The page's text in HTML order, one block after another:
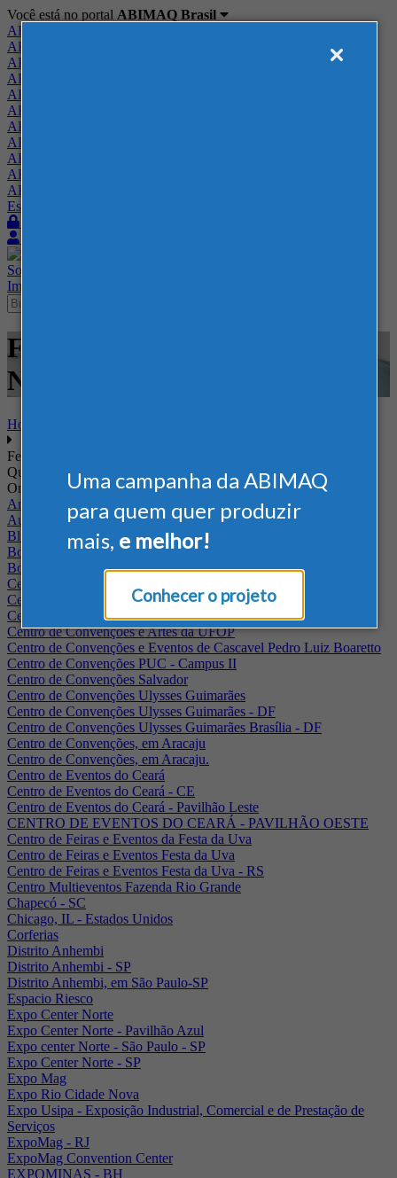
Uma campanha da ABIMAQ
para quem quer produzir
mais, e melhor!
Conhecer o projeto
Você está no portal ABIMAQ Brasil
ABIMAQ Brasil
ABIMAQ Minas Gerais
ABIMAQ Norte-Nordeste
ABIMAQ Paraná
ABIMAQ Piracicaba
ABIMAQ Ribeirão Preto
ABIMAQ Rio de Janeiro
ABIMAQ Rio Grande do Sul
ABIMAQ Santa Catarina
ABIMAQ São Paulo
ABIMAQ Vale do Paraíba
Escritório de Relações Governamentais
Sobre
Imprensa
Feiras - RIOCENTRO - Feira
Nacional - Metal Mecânico
Home
Feiras
Quando
Onde
Arena Jaguariuna
Auditório Albano Franco - FIEPA
Blumenau - SC
BolognaFiere
Boulevard Olimpico - RJ
Centro Internacional de Convenções do Brasil, em Brasília
Centro de Convenções - SE
Centro de Convenções de Pernambuco - PE
Centro de Convenções e Artes da UFOP
Centro de Convenções e Eventos de Cascavel Pedro Luiz Boaretto
Centro de Convenções PUC - Campus II
Centro de Convenções Salvador
Centro de Convenções Ulysses Guimarães
Centro de Convenções Ulysses Guimarães - DF
Centro de Convenções Ulysses Guimarães Brasília - DF
Centro de Convenções, em Aracaju
Centro de Convenções, em Aracaju.
Centro de Eventos do Ceará
Centro de Eventos do Ceará - CE
Centro de Eventos do Ceará - Pavilhão Leste
CENTRO DE EVENTOS DO CEARÁ - PAVILHÃO OESTE
Centro de Feiras e Eventos da Festa da Uva
Centro de Feiras e Eventos Festa da Uva
Centro de Feiras e Eventos Festa da Uva - RS
Centro Multieventos Fazenda Rio Grande
Chapecó - SC
Chicago, IL - Estados Unidos
Corferias
Distrito Anhembi
Distrito Anhembi - SP
Distrito Anhembi, em São Paulo-SP
Espacio Riesco
Expo Center Norte
Expo Center Norte - Pavilhão Azul
Expo center Norte - São Paulo - SP
Expo Center Norte - SP
Expo Mag
Expo Rio Cidade Nova
Expo Usipa - Exposição Industrial, Comercial e de Prestação de
Serviços
ExpoMag - RJ
ExpoMag Convention Center
EXPOMINAS - BH